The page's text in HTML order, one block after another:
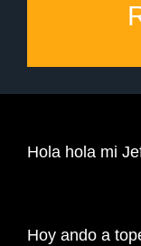
Hola hola mi
Hoy ando a